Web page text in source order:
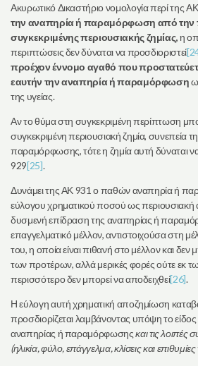
Ακυρωτικό Δικαστήριο νομολογία περί της
την αναπηρία ή παραμόρφωση από
συγκεκριμένης περιουσιακής ζημίας,η
περιπτώσεις δεν δύναται να προσδιοριστεί
προέχον έννομο αγαθό που
εαυτήν την αναπηρία ή παραμόρφωση
της υγείας.
Αν το θύμα στη συγκεκριμένη περίπτωση
συγκεκριμένη περιουσιακή ζημία, συνεπεία
παραμόρφωσης, τότε η ζημία αυτή δύναται
929[25].
Δυνάμει της ΑΚ 931 ο παθών αναπηρία ή
εύλογου χρηματικού ποσού ως περιουσιακή
δυσμενή επίδραση της αναπηρίας ή
επαγγελματικό μέλλον, αντιστοιχούσα στη
του, η οποία είναι πιθανή στο μέλλον και δεν
των προτέρων, αλλά μερικές φορές ούτε εκ
περισσότερο δεν μπορεί να αποδειχθεί[26].
Η εύλογη αυτή χρηματική αποζημίωση
προσδιορίζεται λαμβάνοντας υπόψη το
αναπηρίας ή παραμόρφωσηςκαι τις λοιπές
(ηλικία, φύλο, επάγγελμα, κλίσεις και